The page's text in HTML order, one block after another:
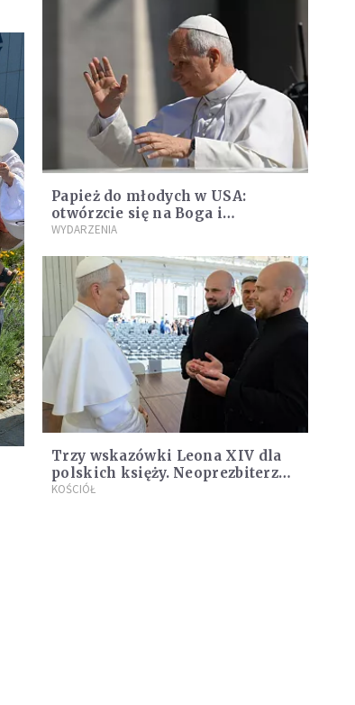
Papież do młodych w USA:
otwórzcie się na Boga i
powołanie
WYDARZENIA
Trzy wskazówki Leona XIV dla
polskich księży. Neoprezbiterzy
zdradzili, co powiedział im
KOŚCIÓŁ